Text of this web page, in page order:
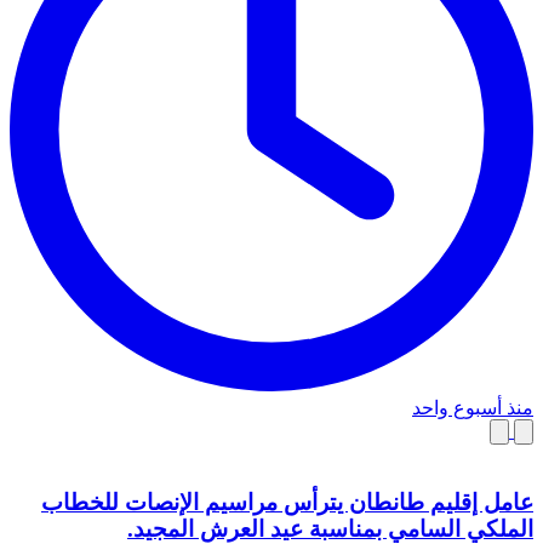
منذ أسبوع واحد
عامل إقليم طانطان يترأس مراسيم الإنصات للخطاب
الملكي السامي بمناسبة عيد العرش المجيد.